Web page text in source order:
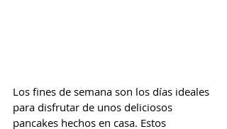
Los fines de semana son los días ideales
para disfrutar de unos deliciosos
pancakes hechos en casa. Estos